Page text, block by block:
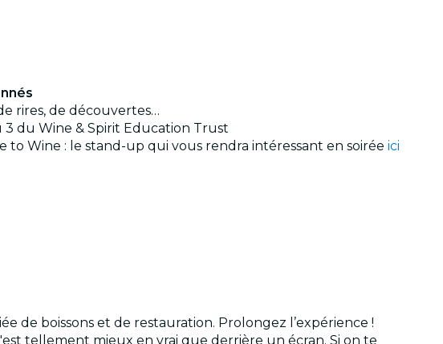
rires, de découvertes…
du Wine & Spirit Education Trust
to Wine : le stand-up qui vous rendra intéressant en soirée ici
de boissons et de restauration. Prolongez l’expérience !
tellement mieux en vrai que derrière un écran. Si on te